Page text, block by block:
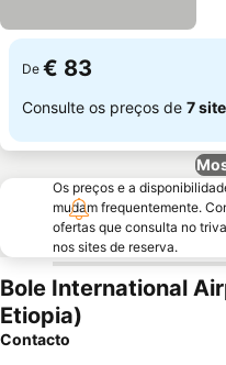
De € 83
Consulte os preços de 7
Os preços e a
mudam frequentemente.
ofertas que consulta no
nos sites de reserva.
Bole International
Etiopia)
Contacto